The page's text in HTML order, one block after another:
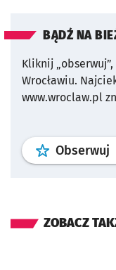
BĄDŹ NA
Kliknij
Wrocławiu.
www.wroclaw.pl
Obserwuj
ZOBACZ